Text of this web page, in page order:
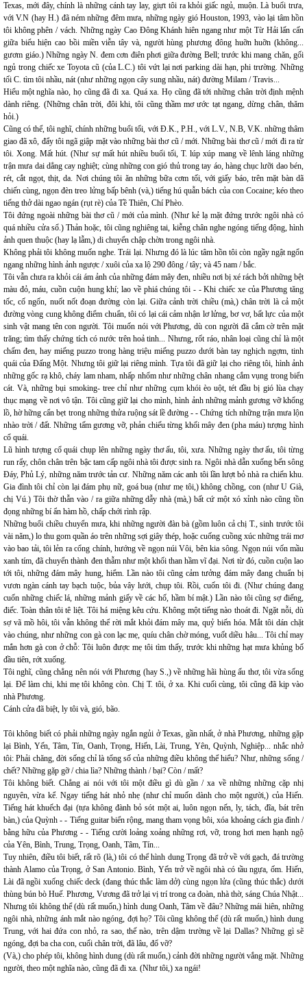
Texas, mới đây, chính là những cánh tay lay, giựt tôi ra khỏi giấc ngủ, muộn. Là buổi trưa,
với V.N (hay H.) đã ném những đêm mưa, những ngày gió Houston, 1993, vào lại tâm hồn
tôi không phên / vách. Những ngày Cao Đông Khánh hiên ngang như một Từ Hải lấn cấn
giữa biểu hiện cao bồi miền viễn tây và, người hùng phương đông huỡn huỡn (không...
gươm giáo.) Những ngày N. đem cơn điên phơi giữa đường Bell; trước khi mang chăn, gối
ngủ trong chiếc xe Toyota cũ (của L.C.) tôi vứt lại nơi parking dài hạn, phi trường. Những
tối C. tìm tôi nhầu, nát (như những ngọn cây sung nhầu, nát) đường Milam / Travis...
Hiểu một nghĩa nào, họ cũng đã đi xa. Quá xa. Họ cũng đã tới những chân trời định mệnh
dành riêng. (Những chân trời, đôi khi, tôi cũng thầm mơ ước tạt ngang, dừng chân, thăm
hỏi.)
Cũng có thể, tôi nghĩ, chính những buổi tối, với Đ.K., P.H., với L.V., N.B, V.K. những thâm
giao đã xô, đẩy tôi ngã giập mặt vào những bài thơ cũ / mới. Những bài thơ cũ / mới đi ra từ
tôi. Xong. Mất hút. (Như sự mất hút nhiều buổi tối, T. lúp xúp mang về lênh láng những
trận mưa dai dẳng cay nghiệt; cùng những con gió thủ trong tay áo, hàng chục lưỡi dao bén,
rét, cắt ngọt, thịt, da. Nơi chúng tôi ăn những bữa cơm tối, với giấy báo, trên mặt bàn dã
chiến cùng, ngọn đèn treo lửng bấp bênh (và,) tiếng hú quẫn bách của con Cocaine; kéo theo
tiếng thở dài ngao ngán (rụt rè) của Tề Thiên, Chí Phèo.
Tôi đứng ngoài những bài thơ cũ / mới của mình. (Như kẻ lạ mặt đứng trước ngôi nhà có
quá nhiều cửa sổ.) Thản hoặc, tôi cũng nghiêng tai, kiễng chân nghe ngóng tiếng động, hình
ảnh quen thuộc (hay lạ lẫm,) di chuyển chập chờn trong ngôi nhà.
Không phải tôi không muốn nghe. Trái lại. Nhưng đó là lúc tâm hồn tôi còn ngầy ngật ngổn
ngang những hình ảnh ngược / xuôi của xa lộ 290 đông / tây; và 45 nam / bắc.
Tôi vẫn chưa ra khỏi cái ám ảnh của những đám mây đen, nhiều nơi bị xé rách bởi những bệt
màu đỏ, máu, cuồn cuộn hung khí; lao về phiá chúng tôi - - Khi chiếc xe của Phương tăng
tốc, cố ngốn, nuốt nốt đoạn đường còn lại. Giữa cảnh trời chiều (mà,) chân trời là cả một
đường vòng cung không điểm chuẩn, tôi có lại cái cảm nhận lơ lửng, bơ vơ, bất lực của một
sinh vật mang tên con người. Tôi muốn nói với Phương, dù con người đã cắm cờ trên mặt
trăng; tìm thấy chứng tích có nước trên hoả tinh... Nhưng, rốt ráo, nhân loại cũng chỉ là một
chấm đen, hay miếng puzzo trong hàng triệu miếng puzzo dưới bàn tay nghịch ngợm, tinh
quái của Đấng Một. Nhưng tôi giữ lại riêng mình. Tựa tôi đã giữ lại cho riêng tôi, hình ảnh
những gốc rạ khô, cháy lam nham, nhấp nhổm như những chân nhang cắm vụng trong biển
cát. Và, những bụi smoking- tree chỉ như những cụm khói èo uột, tét đầu bị gió lùa chạy
thục mạng về nơi vô tận. Tôi cũng giữ lại cho mình, hình ảnh những mảnh gương vỡ khổng
lồ, hờ hững cẩn bẹt trong những thửa ruộng sát lề đường - - Chứng tích những trận mưa lộn
nhào trời / đất. Những tấm gương vỡ, phản chiếu từng khối mây đen (pha máu) tượng hình
cổ quái.
Lũ hình tượng cổ quái chụp lên những ngày thơ ấu, tôi, xưa. Những ngày thơ ấu, tôi từng
run rẩy, chôn chân trên bậc tam cấp ngôi nhà tôi được sinh ra. Ngôi nhà dẫn xuống bến sông
Đáy, Phủ Lý, những năm trước tản cư. Những năm các anh tôi lần lượt bỏ nhà ra chiến khu.
Gia đình tôi chỉ còn lại đám phụ nữ, goá buạ (như mẹ tôi,) không chồng, con (như U Già,
chị Vú.) Tôi thờ thẫn vào / ra giữa những dẫy nhà (mà,) bất cứ một xó xỉnh nào cũng tồn
đọng những bí ẩn hàm hồ, chấp chới rình rập.
Những buổi chiều chuyển mưa, khi những người đàn bà (gồm luôn cả chị T., sinh trước tôi
vài năm,) lo thu gom quần áo trên những sợi giây thép, hoặc cuống cuồng xúc những trái mơ
vào bao tải, tôi lẻn ra cổng chính, hướng về ngọn núi Vôi, bên kia sông. Ngọn núi vốn mầu
xanh tím, đã chuyển thành đen thẫm như một khối than hầm vĩ đại. Nơi từ đó, cuồn cuộn lao
tới tôi, những đám mây hung, hiểm. Lần nào tôi cũng cảm tưởng đám mây đang chuẩn bị
vươn ngàn cánh tay bạch tuộc, bủa vây lưới, chụp tôi. Rồi, cuốn tôi đi. (Như chúng đang
cuốn những chiếc lá, những mảnh giấy về các hố, hầm bí mật.) Lần nào tôi cũng sợ điếng,
điếc. Toàn thân tôi tê liệt. Tôi há miệng kêu cứu. Không một tiếng nào thoát đi. Ngặt nỗi, dù
sợ vã mồ hôi, tôi vẫn không thể rời mắt khỏi đám mây ma, quỷ biến hóa. Mắt tôi dán chặt
vào chúng, như những con gà con lạc mẹ, quíu chân chờ móng, vuốt diều hâu... Tôi chỉ may
mắn hơn gà con ở chỗ: Tôi luôn được mẹ tôi tìm thấy, trước khi những hạt mưa khủng bố
đầu tiên, rớt xuống.
Tôi nghĩ, cũng chẳng nên nói với Phương (hay S.,) về những hãi hùng ấu thơ, tôi vừa sống
lại. Để làm chi, khi mẹ tôi không còn. Chị T. tôi, ở xa. Khi cuối cùng, tôi cũng đã kịp vào
nhà Phương.
Cánh cửa đã biệt, ly tôi và, gió, bão.
Tôi không biết có phải những ngày ngắn ngủi ở Texas, gần nhất, ở nhà Phương, những gặp
lại Bình, Yến, Tâm, Tín, Oanh, Trọng, Hiến, Lài, Trung, Yên, Quỳnh, Nghiệp... nhắc nhở
tôi: Phải chăng, đời sống chỉ là tổng số của những điều không thể hiểu? Như, những sống /
chết? Những gặp gỡ / chia lìa? Những thành / bại? Còn / mất?
Tôi không biết. Chẳng ai nói với tôi một điều gì dù gần / xa về những những cặp nhị
nguyên, vừa kể. Ngay tiếng hát nhỏ nhẹ (như chỉ muốn dành cho một người,) của Hiến.
Tiếng hát khuếch đại (tựa không đành bỏ sót một ai, luôn ngọn nến, ly, tách, đĩa, bát trên
bàn,) của Quỳnh - - Tiếng guitar biển rộng, mang tham vọng bôi, xóa khoảng cách gia đình /
bằng hữu của Phương - - Tiếng cười loảng xoảng những rơi, vỡ, trong hơi men hạnh ngộ
của Yên, Bình, Trung, Trọng, Oanh, Tâm, Tín...
Tuy nhiên, điều tôi biết, rất rõ (là,) tôi có thể hình dung Trọng đã trở về với gạch, đá trường
thành Alamo của Trọng, ở San Antonio. Bình, Yến trở về ngôi nhà có tầu ngựa, ốm. Hiến,
Lài đã ngồi xuống chiếc deck (đang thúc thắc làm dở) cùng ngọn lửa (cũng thúc thắc) dưới
thùng bún bò Huế. Phương, Vương đã trở lại vị trí trong ca đoàn, nhà thờ, sáng Chúa Nhật...
Nhưng tôi không thể (dù rất muốn,) hình dung Oanh, Tâm về đâu? Những mái hiên, những
ngôi nhà, những ánh mắt nào ngóng, đợi họ? Tôi cũng không thể (dù rất muốn,) hình dung
Trung, với hai đứa con nhỏ, ra sao, thế nào, trên dậm trường về lại Dallas? Những gì sẽ
ngóng, đợi ba cha con, cuối chân trời, đã lâu, đổ vỡ?
(Và,) cho phép tôi, không hình dung (dù rất muốn,) cảnh đời những người vắng mặt. Những
người, theo một nghĩa nào, cũng đã đi xa. (Như tôi,) xa ngái!